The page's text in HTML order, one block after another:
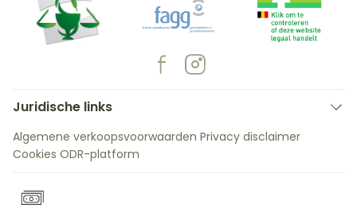
Juridische links
Algemene verkoopsvoorwaarden Privacy disclaimer
Cookies ODR-platform